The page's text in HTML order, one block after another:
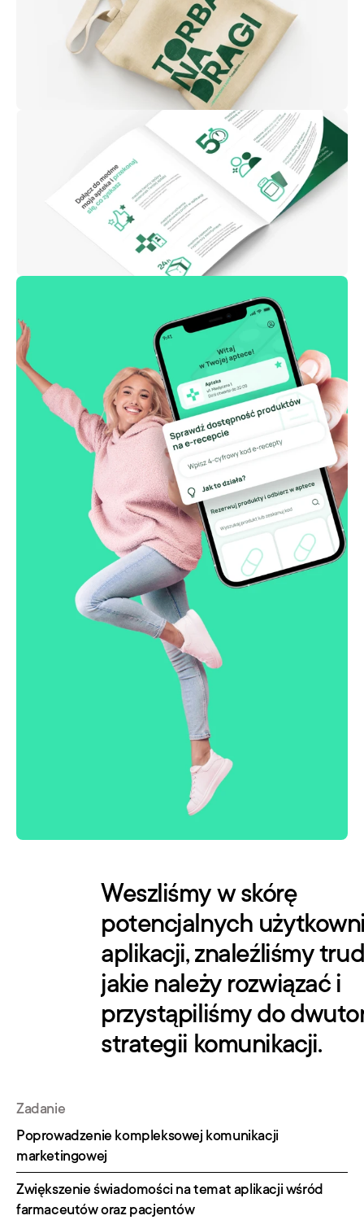
Weszliśmy w skórę
potencjalnych
aplikacji, znaleźliśmy
jakie należy rozwiązać i
przystąpiliśmy do
strategii komunikacji.
Zadanie
Poprowadzenie kompleksowej komunikacji
marketingowej
Zwiększenie świadomości na temat aplikacji wśród
farmaceutów oraz pacjentów